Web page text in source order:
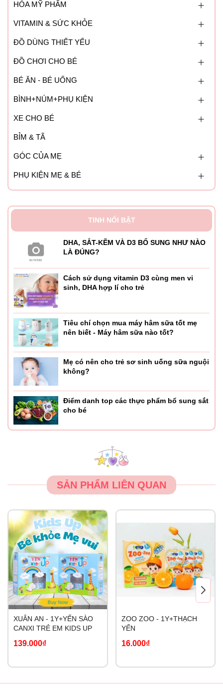
HÓA MỸ PHẨM
VITAMIN & SỨC KHỎE
ĐỒ DÙNG THIẾT YẾU
ĐỒ CHƠI CHO BÉ
BÉ ĂN - BÉ UỐNG
BÌNH+NÚM+PHỤ KIỆN
XE CHO BÉ
BỈM & TÃ
GÓC CỦA MẸ
PHỤ KIỆN MẸ & BÉ
TINH NỔI BẬT
DHA, SẮT-KẼM VÀ D3 BỔ SUNG NHƯ NÀO
LÀ ĐÚNG?
Cách sử dụng vitamin D3 cùng men vi
sinh, DHA hợp lí cho trẻ
Tiêu chí chọn mua máy hâm sữa tốt mẹ
nên biết - Máy hâm sữa nào tốt?
Mẹ có nên cho trẻ sơ sinh uống sữa nguội
không?
Điểm danh top các thực phẩm bổ sung sắt
cho bé
SẢN PHẨM LIÊN QUAN
XUÂN AN - 1Y+YẾN SÀO
CANXI TRẺ EM KIDS UP
139.000₫
ZOO ZOO - 1Y+THẠCH
YẾN
16.000₫